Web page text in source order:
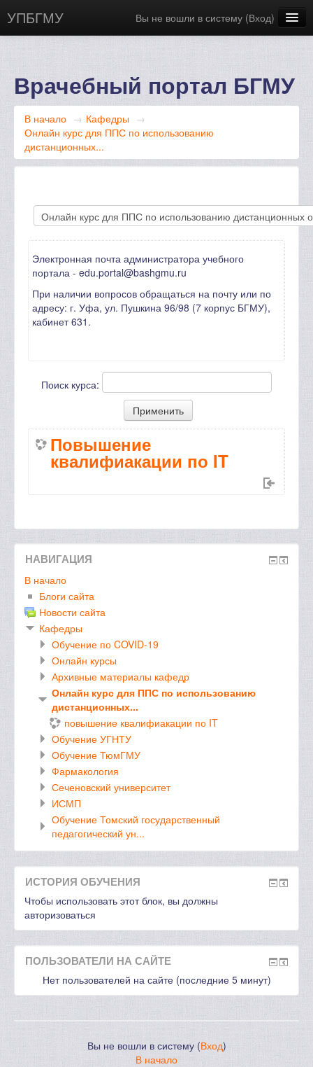
УПБГМУ Вы не вошли в систему (Вход)
Русский ‎(ru)‎
Врачебный портал БГМУ
В начало → Кафедры →
Онлайн курс для ППС по использованию
дистанционных...
Электронная почта администратора учебного
портала - edu.portal@bashgmu.ru
При наличии вопросов обращаться на почту или по
адресу: г. Уфа, ул. Пушкина 96/98 (7 корпус БГМУ),
кабинет 631.
Поиск курса:
Повышение
квалифиакации по IT
НАВИГАЦИЯ
В начало
Блоги сайта
Новости сайта
Кафедры
Обучение по COVID-19
Онлайн курсы
Архивные материалы кафедр
Онлайн курс для ППС по использованию
дистанционных...
повышение квалифиакации по IT
Обучение УГНТУ
Обучение ТюмГМУ
Фармакология
Сеченовский университет
ИСМП
Обучение Томский государственный
педагогический ун...
ИСТОРИЯ ОБУЧЕНИЯ
Чтобы использовать этот блок, вы должны
авторизоваться
ПОЛЬЗОВАТЕЛИ НА САЙТЕ
Нет пользователей на сайте (последние 5 минут)
Вы не вошли в систему (Вход)
В начало